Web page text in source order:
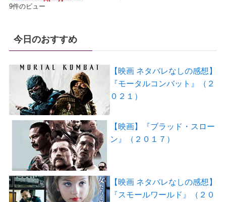
9件のビュー
今日のおすすめ
【映画 ネタバレなしの感想】
『モータルコンバット』（２
０２１）
【映画】『ブラッド・スロー
ン』（２０１７）
【映画 ネタバレなしの感想】
『スモールワールド』（２０